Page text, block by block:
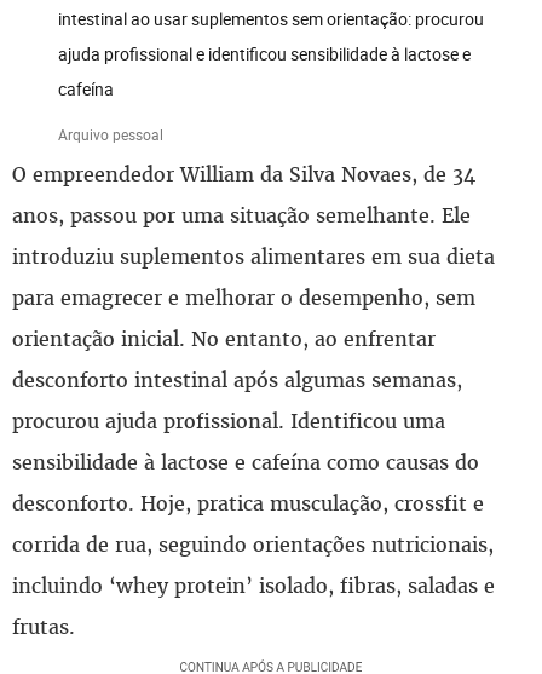
intestinal ao usar suplementos sem orientação: procurou
ajuda profissional e identificou sensibilidade à lactose e
cafeína
Arquivo pessoal
O empreendedor William da Silva Novaes, de 34
anos, passou por uma situação semelhante. Ele
introduziu suplementos alimentares em sua dieta
para emagrecer e melhorar o desempenho, sem
orientação inicial. No entanto, ao enfrentar
desconforto intestinal após algumas semanas,
procurou ajuda profissional. Identificou uma
sensibilidade à lactose e cafeína como causas do
desconforto. Hoje, pratica musculação, crossfit e
corrida de rua, seguindo orientações nutricionais,
incluindo ‘whey protein’ isolado, fibras, saladas e
frutas.